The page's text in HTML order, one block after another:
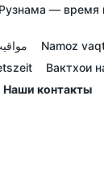
Рузнама — время
Namoz
Вактхои
Наши контакты